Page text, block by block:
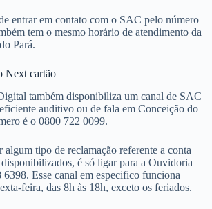
entrar em contato com o SAC pelo número
tem o mesmo horário de atendimento da
Pará.
Next cartão
também disponibiliza um canal de SAC
auditivo ou de fala em Conceição do
é o 0800 722 0099.
algum tipo de reclamação referente a conta
é só ligar para a Ouvidoria
Esse canal em especifico funciona
feira, das 8h às 18h, exceto os feriados.